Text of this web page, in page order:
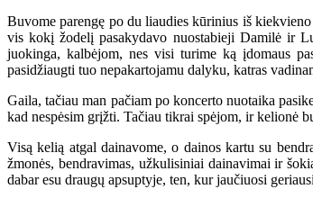
Buvome parengę po du liaudies kūrinius iš
vis kokį žodelį pasakydavo nuostabieji Damilė ir
juokinga, kalbėjom, nes visi turime ką įdomaus
pasidžiaugti tuo nepakartojamu dalyku, katras
Gaila, tačiau man pačiam po koncerto nuotaika
kad nespėsim grįžti. Tačiau tikrai spėjom, ir kelionė
Visą kelią atgal dainavome, o dainos kartu su
žmonės, bendravimas, užkulisiniai dainavimai ir
dabar esu draugų apsuptyje, ten, kur jaučiuosi